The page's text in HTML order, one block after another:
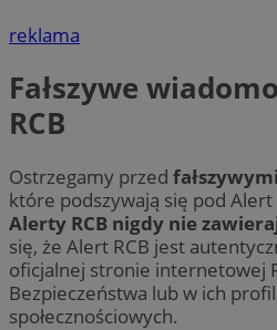
reklama
Fałszywe
RCB
Ostrzegamy przed
które podszywają się pod Alert
Alerty RCB nigdy nie
się, że Alert RCB jest
oficjalnej stronie internetowej
Bezpieczeństwa lub w ich
społecznościowych.